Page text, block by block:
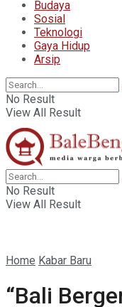
Budaya
Sosial
Teknologi
Gaya Hidup
Arsip
No Result
View All Result
No Result
View All Result
Home Kabar Baru
“Bali